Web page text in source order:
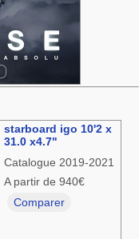
starboard igo 10'2 x
31.0 x4.7"
Catalogue 2019-2021
A partir de 940€
Comparer